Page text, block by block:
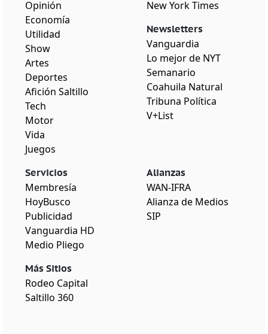
Opinión
Economía
Utilidad
Show
Artes
Deportes
Afición Saltillo
Tech
Motor
Vida
Juegos
New York Times
Newsletters
Vanguardia
Lo mejor de NYT
Semanario
Coahuila Natural
Tribuna Política
V+List
Servicios
Membresía
HoyBusco
Publicidad
Vanguardia HD
Medio Pliego
Más Sitios
Rodeo Capital
Saltillo 360
Alianzas
WAN-IFRA
Alianza de Medios
SIP